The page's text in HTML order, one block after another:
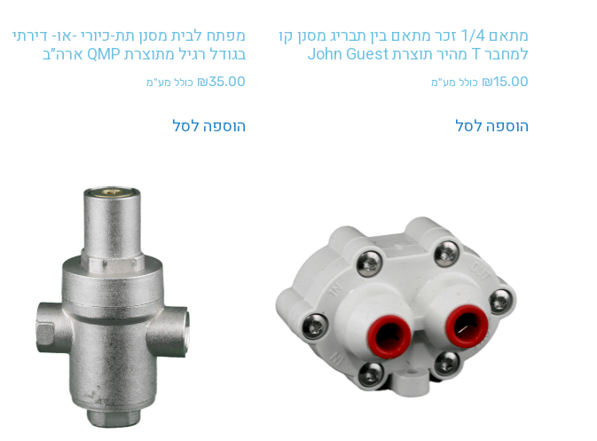
מתאם 1/4 זכר מתאם בין תבריג מסנן קו
למחבר T מהיר תוצרת John Guest
₪15.00 כולל מע"מ
הוספה לסל
מפתח לבית מסנן תת-כיורי -או- דירתי
בגודל רגיל מתוצרת QMP ארה״ב
₪35.00 כולל מע"מ
הוספה לסל